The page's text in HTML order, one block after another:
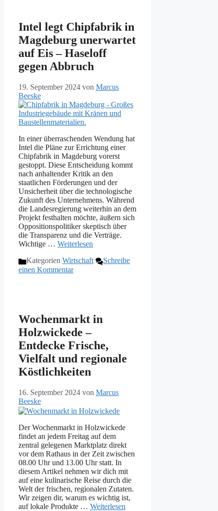
Intel legt Chipfabrik in
Magdeburg unerwartet
auf Eis – Haseloff
gegen Abbruch
19. September 2024 von Marcus
Beeske
In einer überraschenden Wendung hat
Intel die Pläne zur Errichtung einer
Chipfabrik in Magdeburg vorerst
gestoppt. Diese Entscheidung kommt
nach anhaltender Kritik an den
staatlichen Förderungen und der
Unsicherheit über die technologische
Zukunft des Unternehmens. Während
die Landesregierung weiterhin an dem
Projekt festhalten möchte, äußern sich
Oppositionspolitiker skeptisch über
die Transparenz und die Verträge.
Wichtige … Weiterlesen
Kategorien Wirtschaft
Schreibe
einen Kommentar
Wochenmarkt in
Holzwickede –
Entdecke Frische,
Vielfalt und regionale
Köstlichkeiten
16. September 2024 von Marcus
Beeske
Der Wochenmarkt in Holzwickede
findet an jedem Freitag auf dem
zentral gelegenen Marktplatz direkt
vor dem Rathaus in der Zeit zwischen
08.00 Uhr und 13.00 Uhr statt. In
diesem Artikel nehmen wir dich mit
auf eine kulinarische Reise durch die
Welt der frischen, regionalen Zutaten.
Wir zeigen dir, warum es wichtig ist,
auf lokale Produkte … Weiterlesen